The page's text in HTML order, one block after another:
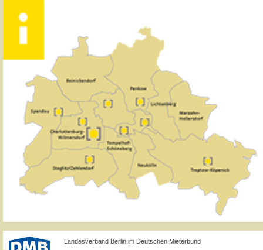
Landesverband Berlin im Deutschen Mieterbund